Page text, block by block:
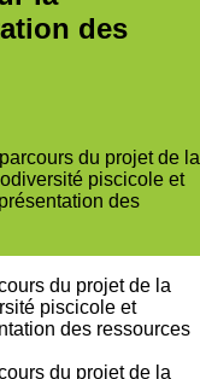
des
du projet de la
piscicole et
des